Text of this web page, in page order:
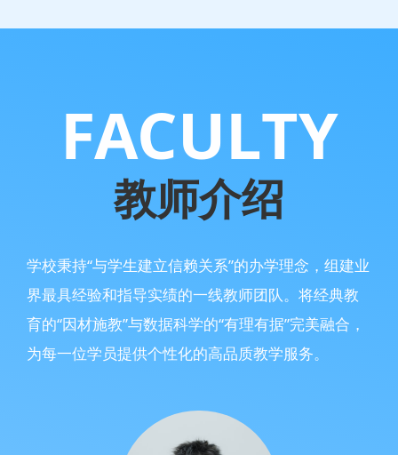
FACULTY
教师介绍
学校秉持“与学生建立信赖关系”的办学理念，组建业
界最具经验和指导实绩的一线教师团队。将经典教
育的“因材施教”与数据科学的“有理有据”完美融合，
为每一位学员提供个性化的高品质教学服务。